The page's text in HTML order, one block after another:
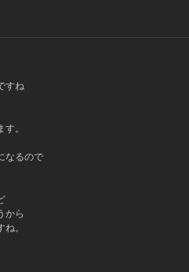
すね
。
なるので
から
。